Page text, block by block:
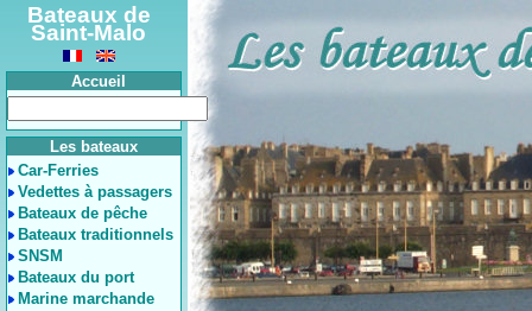
Bateaux de
Saint-Malo
Accueil
Les bateaux
Car-Ferries
Vedettes à passagers
Bateaux de pêche
Bateaux traditionnels
SNSM
Bateaux du port
Marine marchande